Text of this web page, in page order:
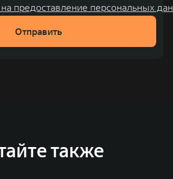
на предоставление персональных
Отправить
также